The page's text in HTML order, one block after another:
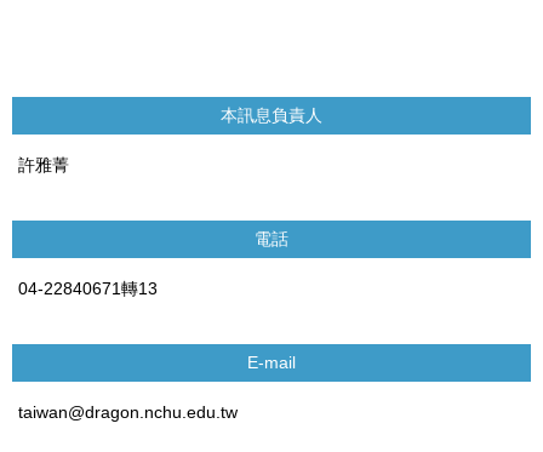
本訊息負責人
許雅菁
電話
04-22840671轉13
E-mail
taiwan@dragon.nchu.edu.tw